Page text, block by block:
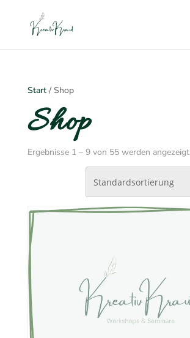
Start/ Shop
Shop
Ergebnisse 1 – 9 von 55 werden angezeigt